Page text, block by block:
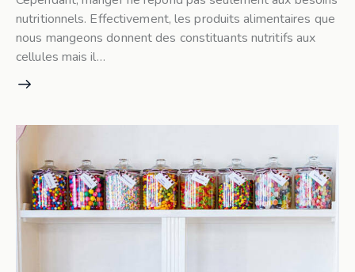
nutritionnels. Effectivement, les produits alimentaires que
nous mangeons donnent des constituants nutritifs aux
cellules mais il…